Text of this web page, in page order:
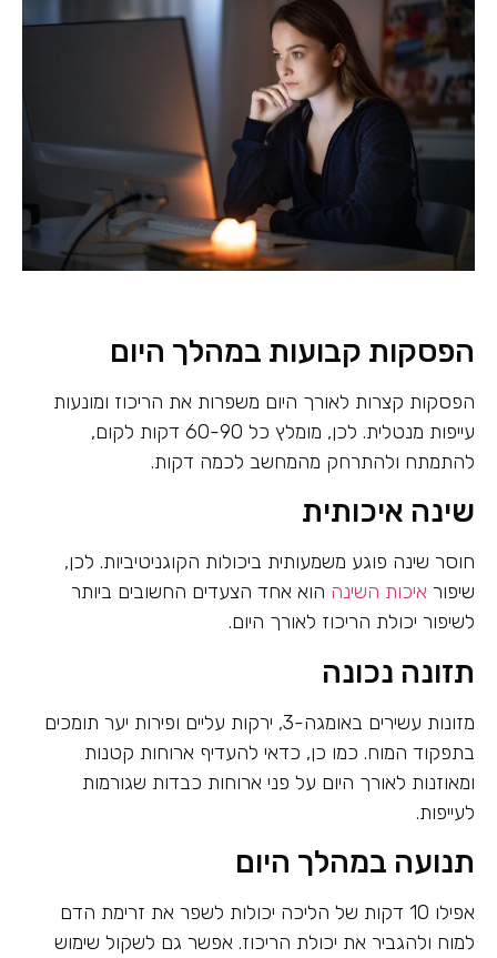
הפסקות קבועות במהלך היום
הפסקות קצרות לאורך היום משפרות את הריכוז ומונעות
עייפות מנטלית. לכן, מומלץ כל 60-90 דקות לקום,
להתמתח ולהתרחק מהמחשב לכמה דקות.
שינה איכותית
חוסר שינה פוגע משמעותית ביכולות הקוגניטיביות. לכן,
שיפור איכות השינה הוא אחד הצעדים החשובים ביותר
לשיפור יכולת הריכוז לאורך היום.
תזונה נכונה
מזונות עשירים באומגה-3, ירקות עליים ופירות יער תומכים
בתפקוד המוח. כמו כן, כדאי להעדיף ארוחות קטנות
ומאוזנות לאורך היום על פני ארוחות כבדות שגורמות
לעייפות.
תנועה במהלך היום
אפילו 10 דקות של הליכה יכולות לשפר את זרימת הדם
למוח ולהגביר את יכולת הריכוז. אפשר גם לשקול שימוש